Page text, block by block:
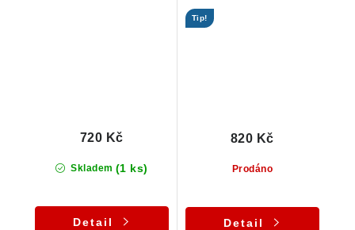
Skladem (1 ks)
720 Kč
Detail
Tip!
Prodáno
820 Kč
Detail